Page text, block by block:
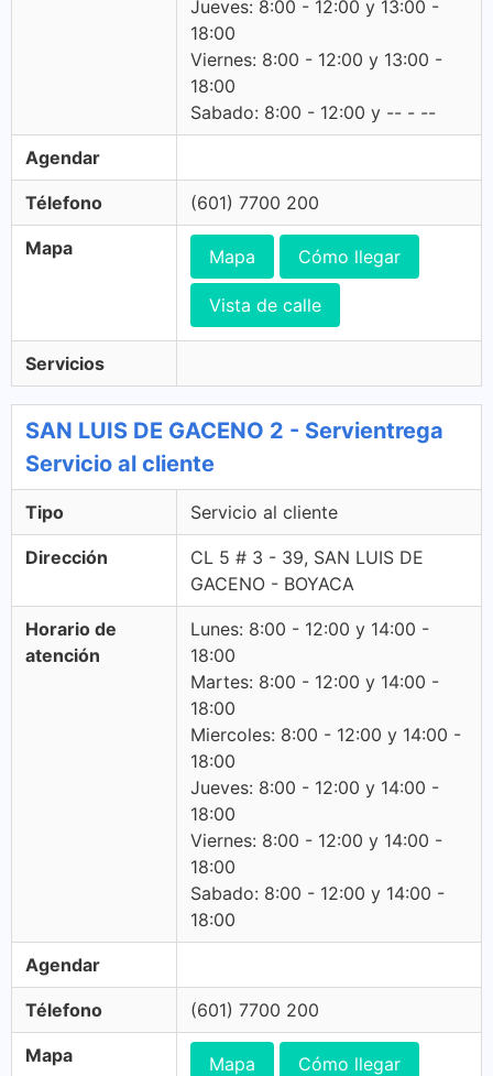
Jueves: 8:00 - 12:00 y 13:00 -
18:00
Viernes: 8:00 - 12:00 y 13:00 -
18:00
Sabado: 8:00 - 12:00 y -- - --
Agendar
Télefono (601) 7700 200
Mapa Mapa Cómo llegar
Vista de calle
Servicios
SAN LUIS DE GACENO 2 - Servientrega
Servicio al cliente
Tipo Servicio al cliente
Dirección
CL 5 # 3 - 39, SAN LUIS DE
GACENO - BOYACA
Horario de
atención
Lunes: 8:00 - 12:00 y 14:00 -
18:00
Martes: 8:00 - 12:00 y 14:00 -
18:00
Miercoles: 8:00 - 12:00 y 14:00 -
18:00
Jueves: 8:00 - 12:00 y 14:00 -
18:00
Viernes: 8:00 - 12:00 y 14:00 -
18:00
Sabado: 8:00 - 12:00 y 14:00 -
18:00
Agendar
Télefono (601) 7700 200
Mapa Mapa Cómo llegar